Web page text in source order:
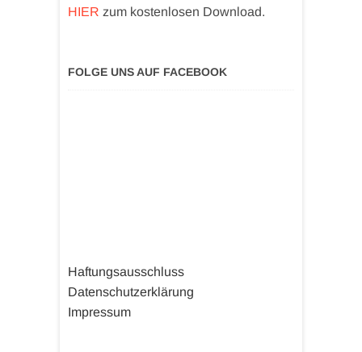
HIER zum kostenlosen Download.
FOLGE UNS AUF FACEBOOK
Haftungsausschluss
Datenschutzerklärung
Impressum